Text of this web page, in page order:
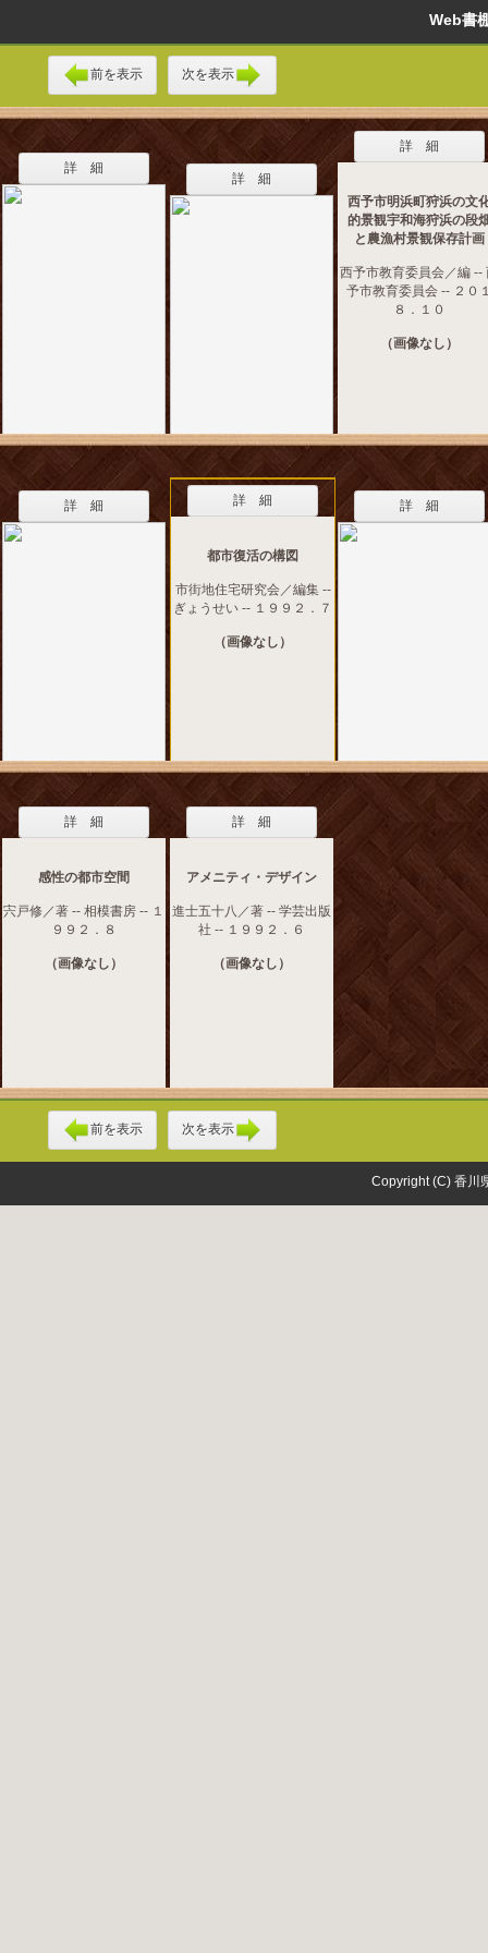
Web
前を表示 次を表示
詳 細
詳 細
詳 細
西予市明浜町狩浜の文
的景観宇和海狩浜の段
と農漁村景観保存計画
西予市教育委員会／編 --
予市教育委員会 -- ２０
８．１０
（画像なし）
詳 細 詳 細
都市復活の構図
市街地住宅研究会／編集 --
ぎょうせい -- １９９２．７
（画像なし）
詳 細
詳 細
感性の都市空間
宍戸修／著 -- 相模書房 -- １
９９２．８
（画像なし）
詳 細
アメニティ・デザイン
進士五十八／著 -- 学芸出版
社 -- １９９２．６
（画像なし）
前を表示 次を表示
Copyright (C) 香川